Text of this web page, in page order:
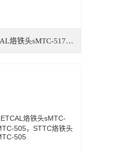
sMTC-5173METCAL烙铁头sMTC-5173,OKI烙铁头sMTC-5173，STTC烙铁头sMTC-517